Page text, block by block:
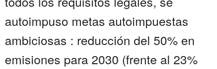
autoimpuso metas autoimpuestas
ambiciosas : reducción del 50% en
emisiones para 2030 (frente al 23%